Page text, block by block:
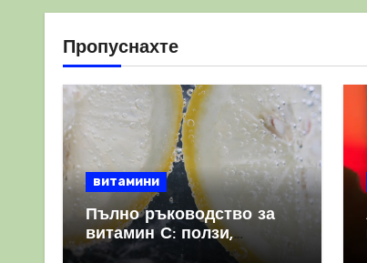
Пропуснахте
витамини
Пълно ръководство за
витамин С: ползи,
източници и защо е